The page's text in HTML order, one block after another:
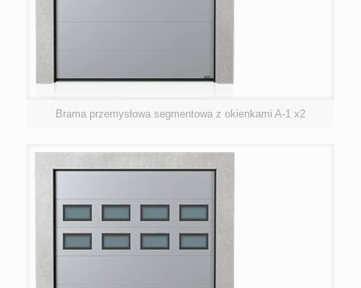
Brama przemysłowa segmentowa z okienkami A-1 x2